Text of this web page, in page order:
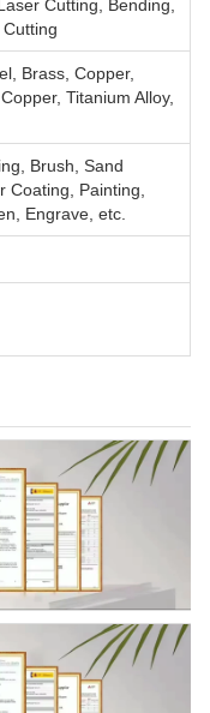
Cutting, Bending,
Brass, Copper,
Titanium Alloy,
Brush, Sand
Coating, Painting,
Engrave, etc.